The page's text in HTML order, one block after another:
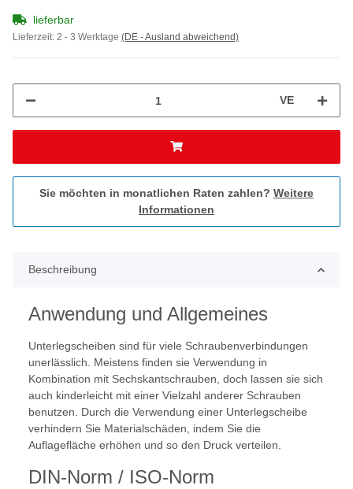
lieferbar
Lieferzeit: 2 - 3 Werktage (DE - Ausland abweichend)
VE
Sie möchten in monatlichen Raten zahlen? Weitere
Informationen
Beschreibung
Anwendung und Allgemeines
Unterlegscheiben sind für viele Schraubenverbindungen
unerlässlich. Meistens finden sie Verwendung in
Kombination mit Sechskantschrauben, doch lassen sie sich
auch kinderleicht mit einer Vielzahl anderer Schrauben
benutzen. Durch die Verwendung einer Unterlegscheibe
verhindern Sie Materialschäden, indem Sie die
Auflagefläche erhöhen und so den Druck verteilen.
DIN-Norm / ISO-Norm